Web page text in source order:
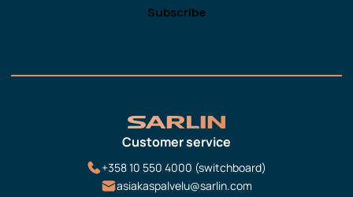
Customer service
+358 10 550 4000 (switchboard)
asiakaspalvelu@sarlin.com